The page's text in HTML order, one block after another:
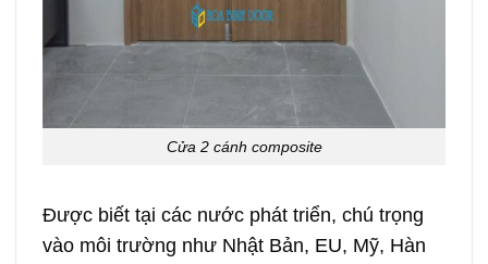
Cửa 2 cánh composite
Được biết tại các nước phát triển, chú trọng
vào môi trường như Nhật Bản, EU, Mỹ, Hàn